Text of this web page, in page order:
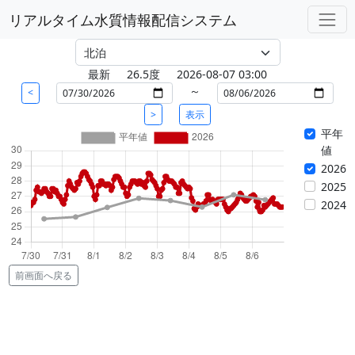
リアルタイム水質情報配信システム
最新 26.5度 2026-08-07 03:00
< ～
> 表示
前画面へ戻る
平年
値
2026
2025
2024